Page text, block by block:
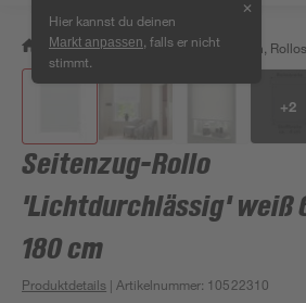
Hier kannst du deinen
Markt anpassen , falls er nicht
stimmt.
✕
/ Wohnen & Haushalt / Jalousien,
+2
Seitenzug-Rollo
'Lichtdurchlässig' weiß
180 cm
Produktdetails | Artikelnummer: 10522310